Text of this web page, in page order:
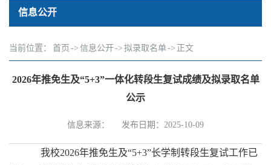
信息公开
当前位置： 首页 -> 信息公开-> 拟录取名单-> 正文
2026年推免生及“5+3”一体化转段生复试成绩及拟录取名单
公示
信息来源： 发布日期：2025-10-09
我校2026年推免生及“5+3”长学制转段生复试工作已